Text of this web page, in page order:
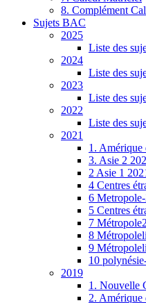
8. Complément
Sujets BAC
2025
Liste des
2024
Liste des
2023
Liste des
2022
Liste des
2021
1. Amérique
3. Asie 2
2 Asie 1
4 Centres
6 Metropole-
5 Centres
7
8
9
10
2019
1. Nouvelle
2.